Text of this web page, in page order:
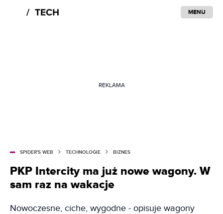
MENU
REKLAMA
SPIDER'S WEB TECHNOLOGIE BIZNES
PKP Intercity ma już nowe wagony. W
sam raz na wakacje
Nowoczesne, ciche, wygodne - opisuje wagony